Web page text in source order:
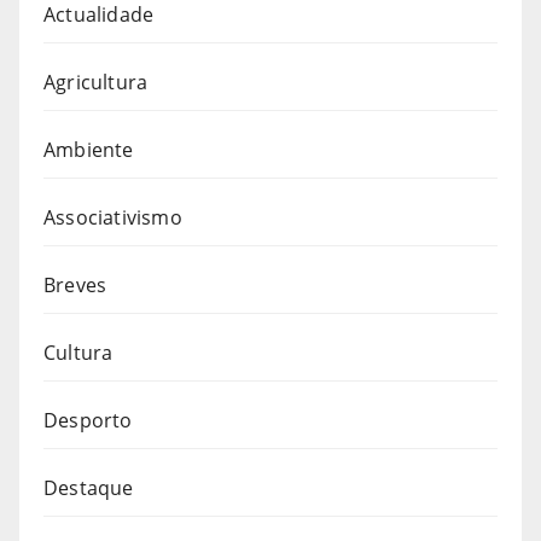
Actualidade
Agricultura
Ambiente
Associativismo
Breves
Cultura
Desporto
Destaque